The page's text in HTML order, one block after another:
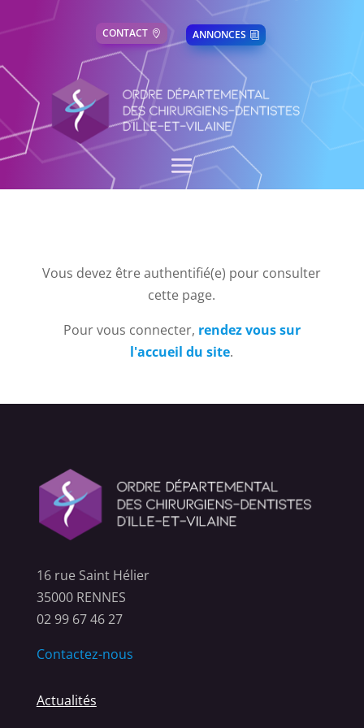
CONTACT ANNONCES
Vous devez être authentifié(e) pour consulter
cette page.
Pour vous connecter, rendez vous sur
l'accueil du site.
16 rue Saint Hélier
35000 RENNES
02 99 67 46 27
Contactez-nous
Actualités